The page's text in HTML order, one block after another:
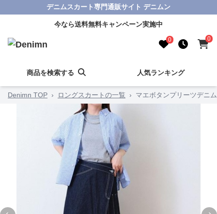
デニムスカート専門通販サイト デニムン
今なら送料無料キャンペーン実施中
0 0
商品を検索する 人気ランキング
Denimn TOP › ロングスカートの一覧 › マエボタンプリーツデニ